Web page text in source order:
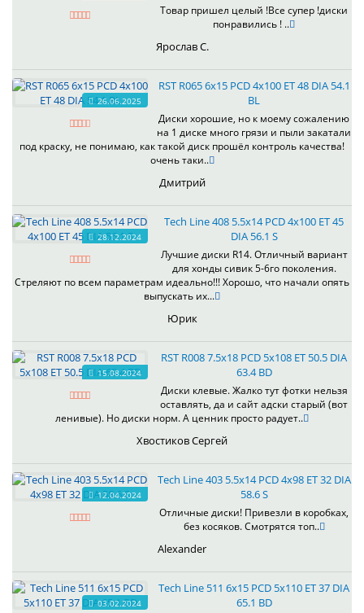
Товар пришел целый !Все супер !диски
понравились ! ..
Ярослав С.
26.06.2025
RST R065 6x15 PCD 4x100 ET 48 DIA 54.1
BL
Диски хорошие, но к моему сожалению
на 1 диске много грязи и пыли закатали
под краску, не понимаю, как такой диск прошёл контроль качества!
очень таки..
Дмитрий
28.12.2024
Tech Line 408 5.5x14 PCD 4x100 ET 45
DIA 56.1 S
Лучшие диски R14. Отличный вариант
для хонды сивик 5-6го поколения.
Стреляют по всем параметрам идеально!!! Хорошо, что начали опять
выпускать их...
Юрик
15.08.2024
RST R008 7.5x18 PCD 5x108 ET 50.5 DIA
63.4 BD
Диски клевые. Жалко тут фотки нельзя
оставлять, да и сайт адски старый (вот
ленивые). Но диски норм. А ценник просто радует..
Хвостиков Сергей
12.04.2024
Tech Line 403 5.5x14 PCD 4x98 ET 32 DIA
58.6 S
Отличные диски! Привезли в коробках,
без косяков. Смотрятся топ..
Alexander
03.02.2024
Tech Line 511 6x15 PCD 5x110 ET 37 DIA
65.1 BD